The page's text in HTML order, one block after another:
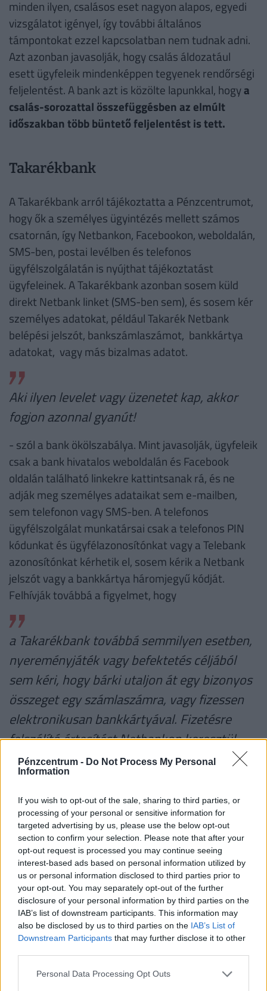
Pénzcentrum - Do Not Process My Personal
Information
If you wish to opt-out of the sale, sharing to third parties, or
processing of your personal or sensitive information for
targeted advertising by us, please use the below opt-out
section to confirm your selection. Please note that after your
opt-out request is processed you may continue seeing
interest-based ads based on personal information utilized by
us or personal information disclosed to third parties prior to
your opt-out. You may separately opt-out of the further
disclosure of your personal information by third parties on the
IAB’s list of downstream participants. This information may
also be disclosed by us to third parties on the IAB’s List of
Downstream Participants that may further disclose it to other
Personal Data Processing Opt Outs
minden ilyen, csalásos eset nagyon alapos, egyedi
vizsgálatot igényel, így további általános
támpontokat ezzel kapcsolatban nem tudnak adni.
Azt azonban javasolják, hogy csalás áldozatául
esett ügyfeleik mindenképpen tegyenek rendőrségi
feljelentést. A bank azt is közölte lapunkkal, hogya
csalás-sorozattal összefüggésben az elmúlt
időszakban több büntető feljelentést is tett.
Takarékbank
A Takarékbank arról tájékoztatta a Pénzcentrumot,
hogy ők a személyes ügyintézés mellett számos
csatornán, így Netbankon, Facebookon, weboldalán,
SMS-ben, postai levélben és telefonos
ügyfélszolgálatán is nyújthat tájékoztatást
ügyfeleinek. A Takarékbank azonban sosem küld
direkt Netbank linket (SMS-ben sem), és sosem kér
személyes adatokat, például Takarék Netbank
belépési jelszót, bankszámlaszámot, bankkártya
adatokat, vagy más bizalmas adatot.
Aki ilyen levelet vagy üzenetet kap, akkor
fogjon azonnal gyanút!
- szól a bank ökölszabálya. Mint javasolják, ügyfeleik
csak a bank hivatalos weboldalán és Facebook
oldalán található linkekre kattintsanak rá, és ne
adják meg személyes adataikat sem e-mailben,
sem telefonon vagy SMS-ben. A telefonos
ügyfélszolgálat munkatársai csak a telefonos PIN
kódunkat és ügyfélazonosítónkat vagy a Telebank
azonosítónkat kérhetik el, sosem kérik a Netbank
jelszót vagy a bankkártya háromjegyű kódját.
Felhívják továbbá a figyelmet, hogy
a Takarékbank továbbá semmilyen esetben,
nyereményjáték vagy befektetés céljából
sem kéri, hogy bárki utaljon át egy bizonyos
összeget egy számlaszámra, vagy fizessen
elektronikusan bankkártyával. Fizetésre
felszólító értesítést Netbankon keresztül
vagy postai úton, valamint figyelmeztető
SMS formájában küldhet, de ezekben sem
lehet link, és nem kér számlaszámot vagy
bármilyen egyéb személyes adatot.
A bank azt kéri, ha valaki gyanús telefonhívást kap,
szakítsa meg a hívást, hívja fel a Takarékbank
telefonos ügyfélszolgálatát, ezzel tud az ügyfél
bizonyos lenni abban, hogy valóban banki
ügyintézővel beszél, a csalók ugyanis képesek
hamisítani a hívószámot, a telefon kijelzőjén
tetszőleges hívószámot és ahhoz tartozó nevet